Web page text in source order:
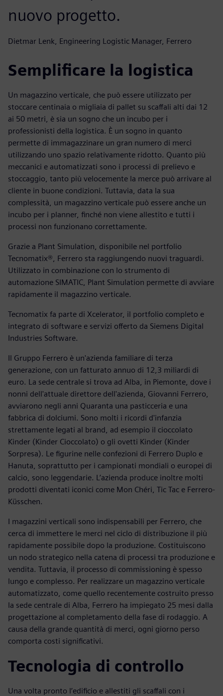
nuovo progetto.
Dietmar Lenk, Engineering Logistic Manager, Ferrero
Semplificare la logistica
Un magazzino verticale, che può essere utilizzato per
stoccare centinaia o migliaia di pallet su scaffali alti dai 12
ai 50 metri, è sia un sogno che un incubo per i
professionisti della logistica. È un sogno in quanto
permette di immagazzinare un gran numero di merci
utilizzando uno spazio relativamente ridotto. Quanto più
meccanici e automatizzati sono i processi di prelievo e
stoccaggio, tanto più velocemente la merce può arrivare al
cliente in buone condizioni. Tuttavia, data la sua
complessità, un magazzino verticale può essere anche un
incubo per i planner, finché non viene allestito e tutti i
processi non funzionano correttamente.
Grazie a Plant Simulation, disponibile nel portfolio
Tecnomatix®, Ferrero sta raggiungendo nuovi traguardi.
Utilizzato in combinazione con lo strumento di
automazione SIMATIC, Plant Simulation permette di avviare
rapidamente il magazzino verticale.
Tecnomatix fa parte di Xcelerator, il portfolio completo e
integrato di software e servizi offerto da Siemens Digital
Industries Software.
Il Gruppo Ferrero è un'azienda familiare di terza
generazione, con un fatturato annuo di 12,3 miliardi di
euro. La sede centrale si trova ad Alba, in Piemonte, dove i
nonni dell'attuale direttore dell'azienda, Giovanni Ferrero,
avviarono negli anni Quaranta una pasticceria e una
fabbrica di dolciumi. Sono molti i ricordi d'infanzia
strettamente legati al brand, ad esempio il cioccolato
Kinder (Kinder Cioccolato) o gli ovetti Kinder (Kinder
Sorpresa). Le figurine nelle confezioni di Ferrero Duplo e
Hanuta, soprattutto per i campionati mondiali o europei di
calcio, sono leggendarie. L’azienda produce inoltre molti
prodotti diventati iconici come Mon Chéri, Tic Tac e Ferrero-
Küsschen.
I magazzini verticali sono indispensabili per Ferrero, che
cerca di immettere le merci nel ciclo di distribuzione il più
rapidamente possibile dopo la produzione. Costituiscono
un nodo strategico nella catena di processi tra produzione e
vendita. Tuttavia, il processo di commissioning è spesso
lungo e complesso. Per realizzare un magazzino verticale
automatizzato, come quello recentemente costruito presso
la sede centrale di Alba, Ferrero ha impiegato 25 mesi dalla
progettazione al completamento della fase di rodaggio. A
causa della grande quantità di merci, ogni giorno perso
comporta costi significativi.
Tecnologia di controllo
Una volta pronto l’edificio e allestiti gli scaffali con i